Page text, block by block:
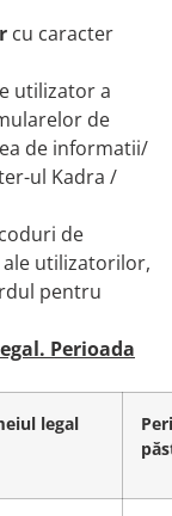
cu caracter
utilizator a
de
de informatii/
ul Kadra /
de
utilizatorilor,
pentru
Perioada
legal